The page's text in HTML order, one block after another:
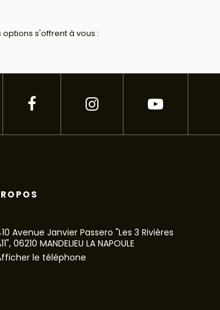
s'offrent à vous :
Avenue Janvier Passero "Les 3 Rivières
06210 MANDELIEU LA NAPOULE
le téléphone